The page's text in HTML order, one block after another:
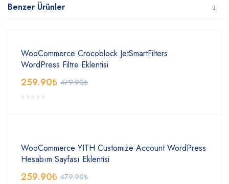
Benzer Ürünler
WooCommerce Crocoblock JetSmartFilters
WordPress Filtre Eklentisi
479.90₺
259.90₺
WooCommerce YITH Customize Account WordPress
Hesabım Sayfası Eklentisi
479.90₺
259.90₺